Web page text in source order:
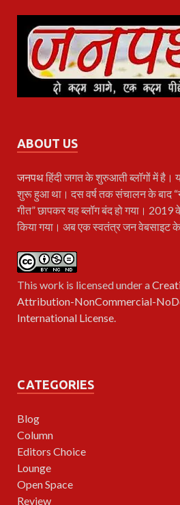
ABOUT US
जनपथहिंदी जगत के शुरुआती ब्लॉगों में है।
शुरू हुआ था। दस वर्ष तक संचालन के बाद
गीत” छापकर यह ब्लॉग बंद हो गया। 2019
किया गया। अब एक स्वतंत्र जन वेबसाइट
This work is licensed under a
Attribution-NonCommercial-
International License.
CATEGORIES
Blog
Column
Editors Choice
Lounge
Open Space
Review